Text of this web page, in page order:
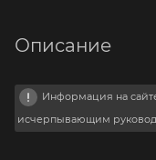
Описание
Информация на
исчерпывающим